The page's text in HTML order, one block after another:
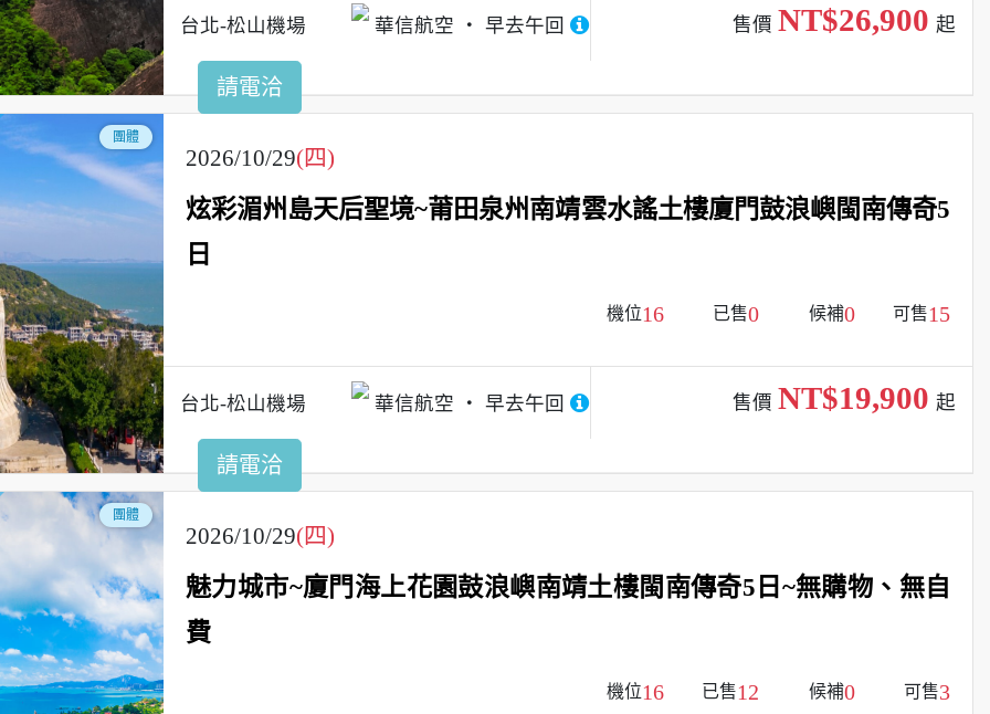
台北-松山機場 華信航空 早去午回 售價 NT$26,900 起
請電洽
團體
2026/10/29(四)
炫彩湄州島天后聖境~莆田泉州南靖雲水謠土樓廈門鼓浪嶼閩南傳奇5
日
機位16 已售0 候補0 可售15
台北-松山機場 華信航空 早去午回 售價 NT$19,900 起
請電洽
團體
2026/10/29(四)
魅力城市~廈門海上花園鼓浪嶼南靖土樓閩南傳奇5日~無購物、無自
費
機位16 已售12 候補0 可售3